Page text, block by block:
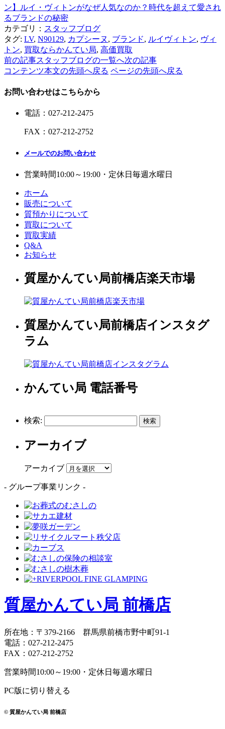
ン】ルイ・ヴィトンがなぜ人気なのか？時代を超えて愛され
るブランドの秘密
カテゴリ： スタッフブログ
タグ: LV, N90129, カプシーヌ , ブランド, ルイヴィトン, ヴィ
トン, 買取ならかんてい局, 高価買取
前の記事スタッフブログの一覧へ次の記事
コンテンツ本文の先頭へ戻る ページの先頭へ戻る
お問い合わせはこちらから
電話 ： 027-212-2475
FAX ： 027-212-2752
メールでのお問い合わせ
営業時間10:00～19:00・定休日 毎週水曜日
ホーム
販売について
質預かりについて
買取について
買取実績
Q&A
お知らせ
質屋かんてい局前橋店楽天市場
質屋かんてい局前橋店インスタグ
ラム
かんてい局 電話番号
検索:
アーカイブ
アーカイブ
- グループ事業リンク -
質屋かんてい局 前橋店
所在地 ： 〒379-2166 群馬県前橋市野中町91-1
電話 ： 027-212-2475
FAX ： 027-212-2752
営業時間10:00～19:00・定休日 毎週水曜日
PC版に切り替える
© 質屋かんてい局 前橋店